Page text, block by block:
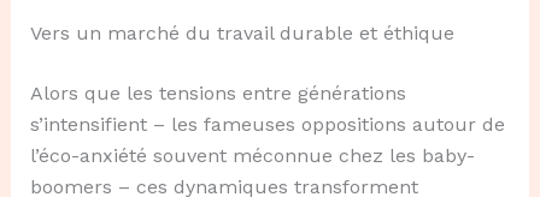
Vers un marché du travail durable et éthique
Alors que les tensions entre générations
s’intensifient – les fameuses oppositions autour de
l’éco-anxiété souvent méconnue chez les baby-
boomers – ces dynamiques transforment